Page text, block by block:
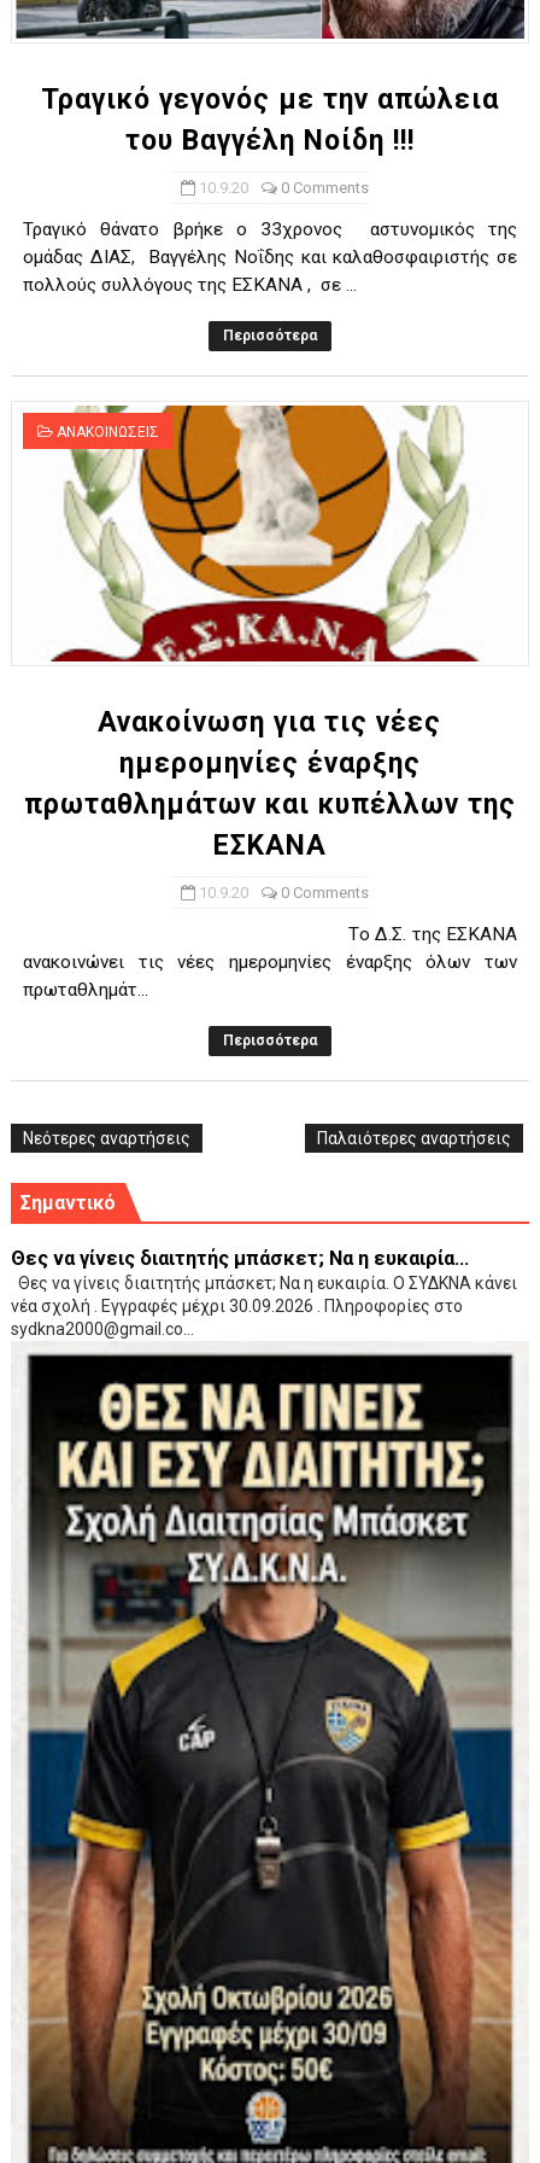
ΧΡΟΝΙΑ ΠΟΛΛΑ ΣΤΟ ΕΛΛΗΝΙΚΟ ΜΠΑΣΚΕΤ : 39Η ΕΠΕΤΕΙΟΣ ΑΠΟ
Ο δρόμος για τον 29ο τελικό κυπέλλου ανδρών ΕΣΚΑΝΑ
U21: Τεράστια πρόκριση για τον Πανελευσινιακό στον
Γ΄ανδρών play offs : "Σκληρό" καρύδι η Φιλία Περάματος
Play off B εφήβων Β φάση Στο f4 ΑΕ Ρέντη, Πέρα , Ερμής
Τραγικό γεγονός με την απώλεια
του Βαγγέλη Νοίδη !!!
10.9.20 0 Comments
Τραγικό θάνατο βρήκε ο 33χρονος αστυνομικός της
ομάδας ΔΙΑΣ, Βαγγέλης Νοΐδης και καλαθοσφαιριστής σε
πολλούς συλλόγους της ΕΣΚΑΝΑ , σε ...
Περισσότερα
ΑΝΑΚΟΙΝΩΣΕΙΣ
Ανακοίνωση για τις νέες
ημερομηνίες έναρξης
πρωταθλημάτων και κυπέλλων της
ΕΣΚΑΝΑ
10.9.20 0 Comments
Tο Δ.Σ. της ΕΣΚΑΝΑ
ανακοινώνει τις νέες ημερομηνίες έναρξης όλων των
πρωταθλημάτ...
Περισσότερα
Νεότερες αναρτήσεις Παλαιότερες αναρτήσεις
Σημαντικό
Θες να γίνεις διαιτητής μπάσκετ; Να η ευκαιρία...
Θες να γίνεις διαιτητής μπάσκετ; Να η ευκαιρία. Ο ΣΥΔΚΝΑ κάνει
νέα σχολή . Εγγραφές μέχρι 30.09.2026 . Πληροφορίες στο
sydkna2000@gmail.co...